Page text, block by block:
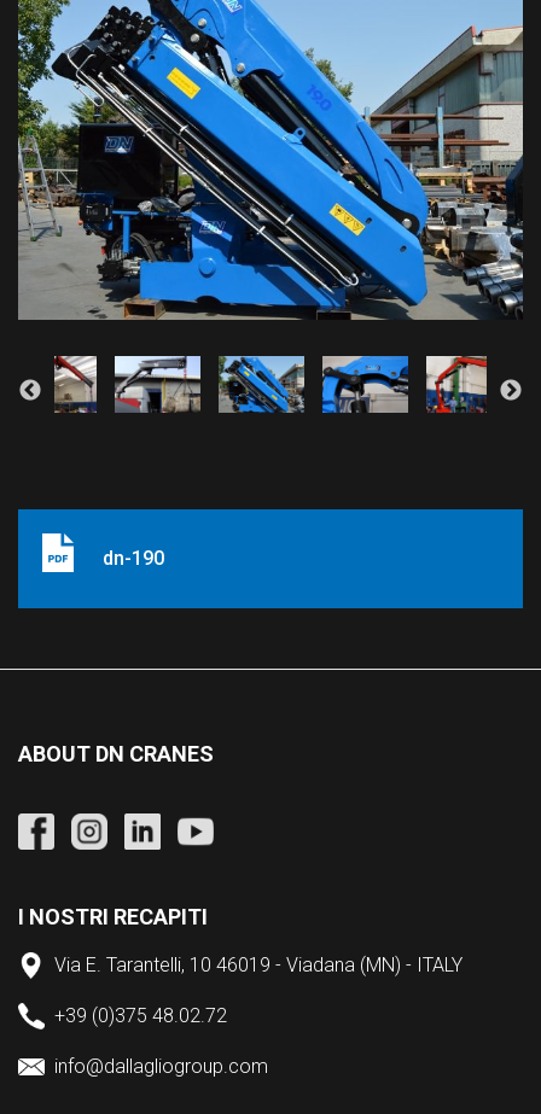
dn-190
ABOUT DN CRANES
I NOSTRI RECAPITI
Via E. Tarantelli, 10 46019 - Viadana (MN) - ITALY
+39 (0)375 48.02.72
info@dallagliogroup.com